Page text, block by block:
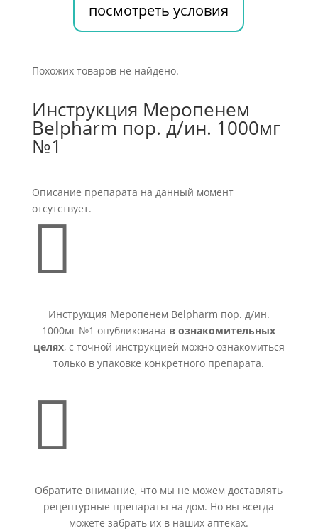
посмотреть условия
Похожих товаров не найдено.
Инструкция Меропенем
Belpharm пор. д/ин. 1000мг
№1
Описание препарата на данный момент
отсутствует.

Инструкция Меропенем Belpharm пор. д/ин.
1000мг №1 опубликована в ознакомительных
целях, с точной инструкцией можно ознакомиться
только в упаковке конкретного препарата.

Обратите внимание, что мы не можем доставлять
рецептурные препараты на дом. Но вы всегда
можете забрать их в наших аптеках.